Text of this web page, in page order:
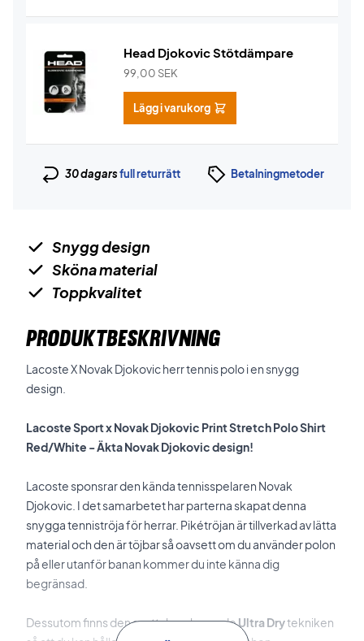
Head Djokovic Stötdämpare
99,00 SEK
Lägg i varukorg
30 dagarsfull returrätt Betalningmetoder
Snygg design
Sköna material
Toppkvalitet
PRODUKTBESKRIVNING
Lacoste X Novak Djokovic herr tennis polo i en snygg
design.
Lacoste Sport x Novak Djokovic Print Stretch Polo Shirt
Red/White - Äkta Novak Djokovic design!
Lacoste sponsrar den kända tennisspelaren Novak
Djokovic. I det samarbetet har parterna skapat denna
snygga tenniströja för herrar. Pikétröjan är tillverkad av lätta
material och den är töjbar så oavsett om du använder polon
på eller utanför banan kommer du inte känna dig
begränsad.
Dessutom finns den svettabsorberandeUltra Drytekniken